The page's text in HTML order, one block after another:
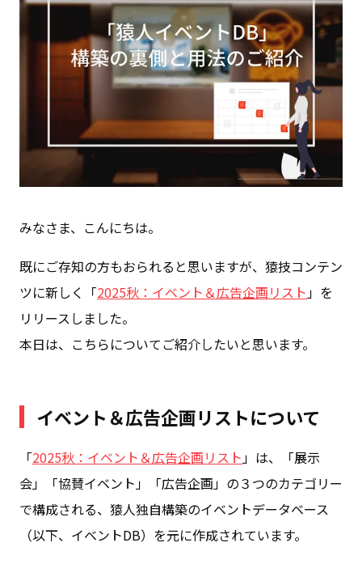
みなさま、こんにちは。
既にご存知の方もおられると思いますが、猿技コンテン
ツに新しく「2025秋：イベント＆広告企画リスト 」を
リリースしました。
本日は、こちらについてご紹介したいと思います。
イベント＆広告企画リストについて
「2025秋：イベント＆広告企画リスト 」は、「展示
会」「協賛イベント」「広告企画」の３つのカテゴリー
で構成される、猿人独自構築のイベントデータベース
（以下、イベントDB）を元に作成されています。